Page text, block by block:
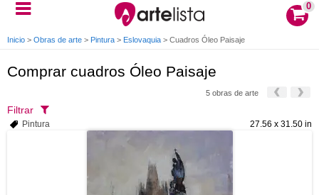
0
Inicio > Obras de arte > Pintura > Eslovaquia > Cuadros Óleo Paisaje
Comprar cuadros Óleo Paisaje
5 obras de arte
Filtrar
27.56 x 31.50 in
Pintura